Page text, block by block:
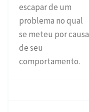
escapar de um
problema no qual
se meteu por causa
de seu
comportamento.